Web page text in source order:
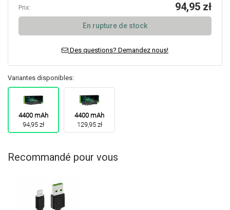
Prix: 94,95 zł
En rupture de stock
Des questions? Demandez nous!
Variantes disponibles:
4400 mAh
94,95 zł
4400 mAh
129,95 zł
Recommandé pour vous